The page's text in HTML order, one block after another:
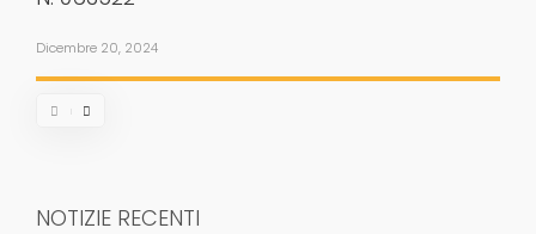
Dicembre 20, 2024
NOTIZIE RECENTI